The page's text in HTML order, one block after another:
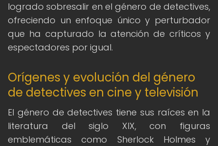
logrado sobresalir en el género de detectives,
ofreciendo un enfoque único y perturbador
que ha capturado la atención de críticos y
espectadores por igual.
Orígenes y evolución del género
de detectives en cine y televisión
El género de detectives tiene sus raíces en la
literatura del siglo XIX, con figuras
emblemáticas como Sherlock Holmes y